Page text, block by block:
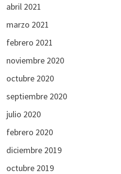
abril 2021
marzo 2021
febrero 2021
noviembre 2020
octubre 2020
septiembre 2020
julio 2020
febrero 2020
diciembre 2019
octubre 2019